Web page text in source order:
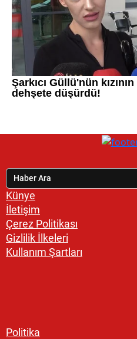
Künye
İletişim
Çerez Politikası
Gizlilik İlkeleri
Kullanım Şartları
Politika